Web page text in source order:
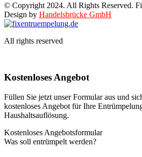
© Copyright 2024. All Rights Reserved.
Design by Handelsbrücke GmbH
All rights reserved
Kostenloses Angebot
Füllen Sie jetzt unser Formular aus und
kostenloses Angebot für Ihre
Haushaltsauflösung.
Kostenloses Angebotsformular
Was soll entrümpelt werden?